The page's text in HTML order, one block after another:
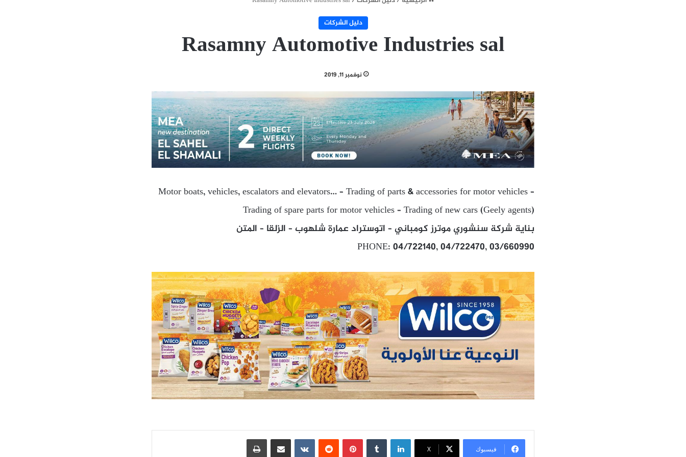
دليل الشركات
Rasamny Automotive Industries sal
نوفمبر 11, 2019
Motor boats, vehicles, escalators and elevators… – Trading of parts & accessories for motor vehicles –
Trading of spare parts for motor vehicles – Trading of new cars (Geely agents)
بناية شركة سنشوري موترز كومباني – اتوستراد عمارة شلهوب – الزلقا – المتن
PHONE: 04/722140, 04/722470, 03/660990
فيسبوك X
لينكدإن بينتيريست مشاركة عبر البريد طباعة